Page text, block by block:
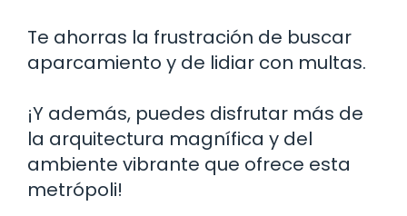
Te ahorras la frustración de buscar
aparcamiento y de lidiar con multas.
¡Y además, puedes disfrutar más de
la arquitectura magnífica y del
ambiente vibrante que ofrece esta
metrópoli!